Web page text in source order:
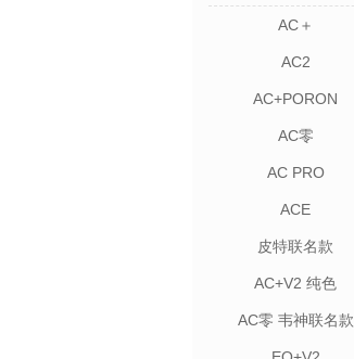
AC＋
AC2
AC+PORON
AC零
AC PRO
ACE
皮特联名款
AC+V2 纯色
AC零 韦神联名款